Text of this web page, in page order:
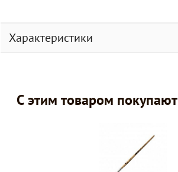
Характеристики
С этим товаром покупают